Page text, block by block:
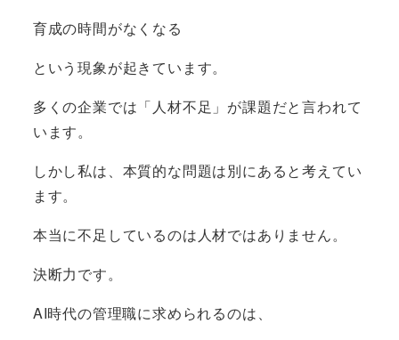
育成の時間がなくなる
という現象が起きています。
多くの企業では「人材不足」が課題だと言われて
います。
しかし私は、本質的な問題は別にあると考えてい
ます。
本当に不足しているのは人材ではありません。
決断力です。
AI時代の管理職に求められるのは、